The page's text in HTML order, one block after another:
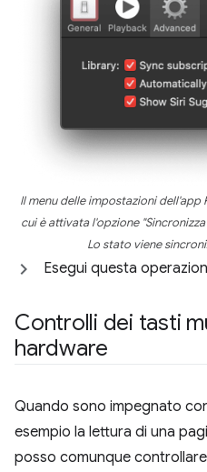
Il menu delle impostazioni dell'app
cui è attivata l'opzione
Lo stato viene
Esegui questa
Controlli dei tasti
hardware
Quando sono impegnato
esempio la lettura di una
posso comunque